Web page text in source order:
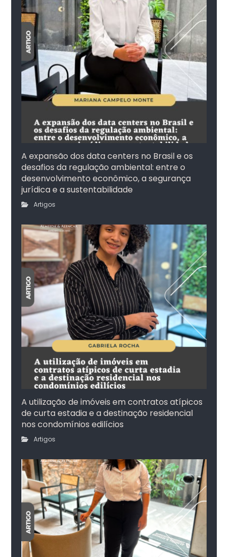
A expansão dos data centers no Brasil e os
desafios da regulação ambiental: entre o
desenvolvimento econômico, a segurança
jurídica e a sustentabilidade
Artigos
A utilização de imóveis em contratos atípicos
de curta estadia e a destinação residencial
nos condomínios edilícios
Artigos